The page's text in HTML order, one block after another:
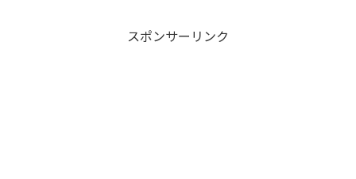
スポンサーリンク